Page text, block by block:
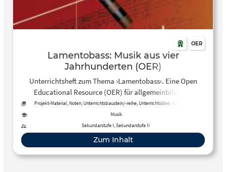
OER
Lamentobass: Musik aus vier
Jahrhunderten (OER)
Unterrichtsheft zum Thema ›Lamentobass‹. Eine Open
Educational Resource (OER) für allgemeinbildende
Schulen.
Projekt-Material, Noten, Unterrichtsbaustein/-reihe, Unterrichtsidee, (Lehr-)Buch,
Musik
Sekundarstufe I, Sekundarstufe II
Zum Inhalt